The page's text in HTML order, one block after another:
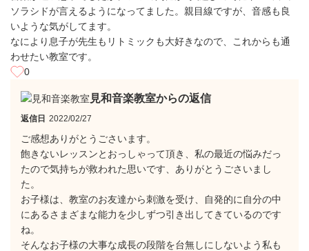
ソラシドが言えるようになってました。親目線ですが、音感も良
いような気がしてます。
なにより息子が先生もリトミックも大好きなので、これからも通
わせたい教室です。
0
見和音楽教室からの返信
返信日 2022/02/27
ご感想ありがとうごさいます。
飽きないレッスンとおっしゃって頂き、私の最近の悩みだっ
たので気持ちが救われた思いです、ありがとうごさいまし
た。
お子様は、教室のお友達から刺激を受け、自発的に自分の中
にあるさまざまな能力を少しずつ引き出してきているのです
ね。
そんなお子様の大事な成長の段階を台無しにしないよう私も